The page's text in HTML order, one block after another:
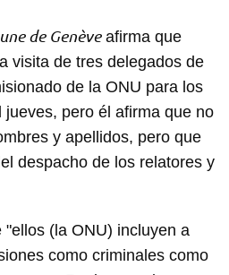
de Genèveafirma que
visita de tres delegados de
de la ONU para los
pero él afirma que no
y apellidos, pero que
despacho de los relatores y
(la ONU) incluyen a
como criminales como